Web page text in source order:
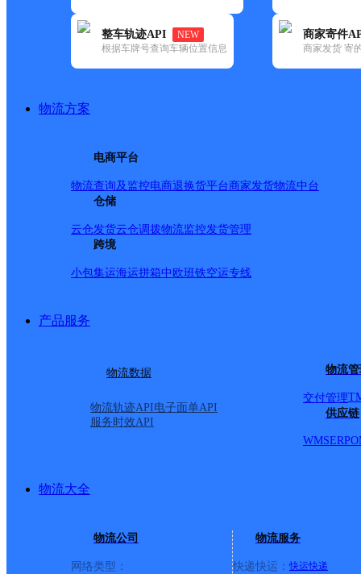
整车轨迹API
NEW
根据车牌号查询车辆位置信息
商家寄件
商家发货 寄
物流方案
电商平台
物流查询及监控电商退换货平台商家发货物流中台
仓储
云仓发货云仓调拨物流监控发货管理
跨境
小包集运海运拼箱中欧班铁空运专线
产品服务
物流数据
物流轨迹API电子面单API
服务时效API
物流
交付管理
供应链
WMSERP
物流大全
物流公司
网络类型：
物流服务
快递快运： 快运快递
更新时间：2021-12-03 00:00:00
所属快递：邮政国内
所属区域：陕西省-渭南市-蒲城县
网点地址：陕西省渭南市蒲城县东风路1号东关邮政支局
网点负责人：